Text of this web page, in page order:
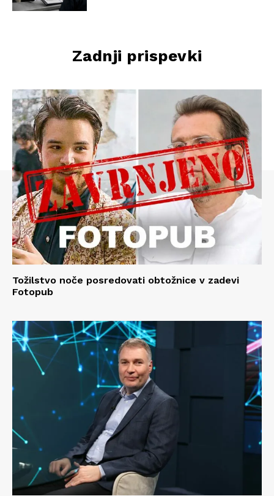
Zadnji prispevki
Tožilstvo noče posredovati obtožnice v zadevi
Fotopub